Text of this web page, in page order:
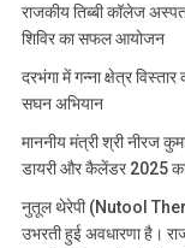
राजकीय तिब्बी कॉलेज
शिविर का सफल आयोजन
दरभंगा में गन्ना क्षेत्र
सघन अभियान
माननीय मंत्री श्री नीरज
डायरी और कैलेंडर 2025 का
नुतूल थेरेपी (Nutool
उभरती हुई अवधारणा है।